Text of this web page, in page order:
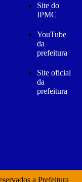
Site do
IPMC
YouTube
da
prefeitura
Site oficial
da
prefeitura
a Prefeitura